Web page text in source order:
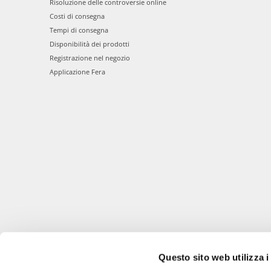
Questo sito web utilizza i
Risoluzione delle controversie online
Costi di consegna
Tempi di consegna
Disponibilità dei prodotti
Registrazione nel negozio
Applicazione Fera